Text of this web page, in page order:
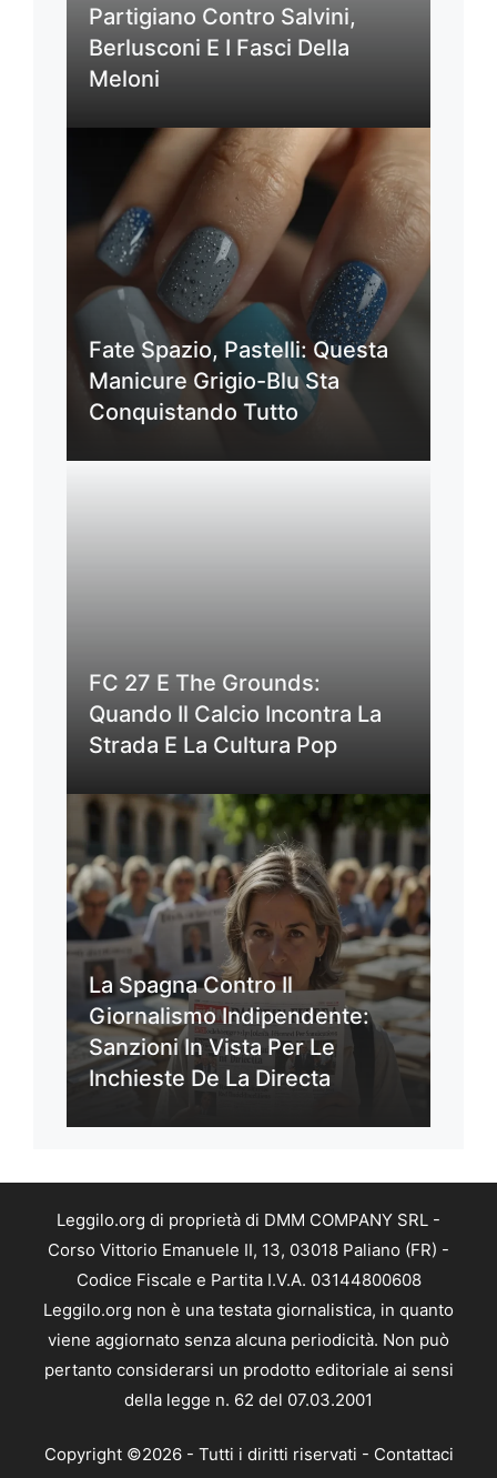
Partigiano Contro Salvini,
Berlusconi E I Fasci Della
Meloni
Fate Spazio, Pastelli: Questa
Manicure Grigio-Blu Sta
Conquistando Tutto
FC 27 E The Grounds:
Quando Il Calcio Incontra La
Strada E La Cultura Pop
La Spagna Contro Il
Giornalismo Indipendente:
Sanzioni In Vista Per Le
Inchieste De La Directa
Leggilo.org di proprietà di DMM COMPANY SRL -
Corso Vittorio Emanuele II, 13, 03018 Paliano (FR) -
Codice Fiscale e Partita I.V.A. 03144800608
Leggilo.org non è una testata giornalistica, in quanto
viene aggiornato senza alcuna periodicità. Non può
pertanto considerarsi un prodotto editoriale ai sensi
della legge n. 62 del 07.03.2001
Copyright ©2026 - Tutti i diritti riservati - Contattaci